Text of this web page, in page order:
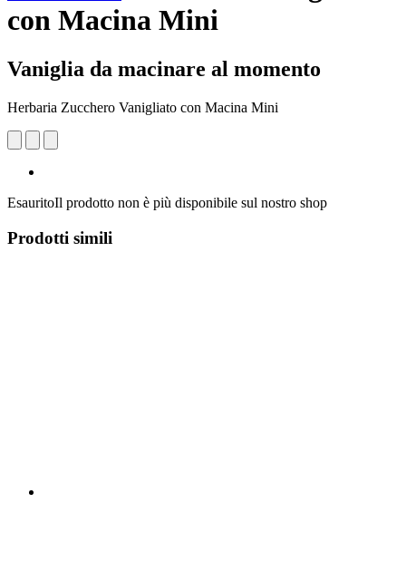
con Macina Mini
Vaniglia da macinare al momento
Herbaria Zucchero Vanigliato con Macina Mini
EsauritoIl prodotto non è più disponibile sul nostro shop
Prodotti simili